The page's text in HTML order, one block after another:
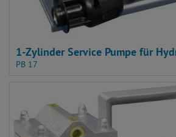
1-Zylinder Service Pumpe für
PB 17